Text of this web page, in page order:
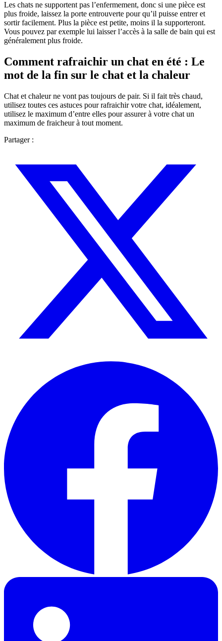
Les chats ne supportent pas l’enfermement, donc si une pièce est
plus froide, laissez la porte entrouverte pour qu’il puisse entrer et
sortir facilement. Plus la pièce est petite, moins il la supporteront.
Vous pouvez par exemple lui laisser l’accès à la salle de bain qui est
généralement plus froide.
Comment rafraichir un chat en été : Le
mot de la fin sur le chat et la chaleur
Chat et chaleur ne vont pas toujours de pair. Si il fait très chaud,
utilisez toutes ces astuces pour rafraichir votre chat, idéalement,
utilisez le maximum d’entre elles pour assurer à votre chat un
maximum de fraicheur à tout moment.
Partager :